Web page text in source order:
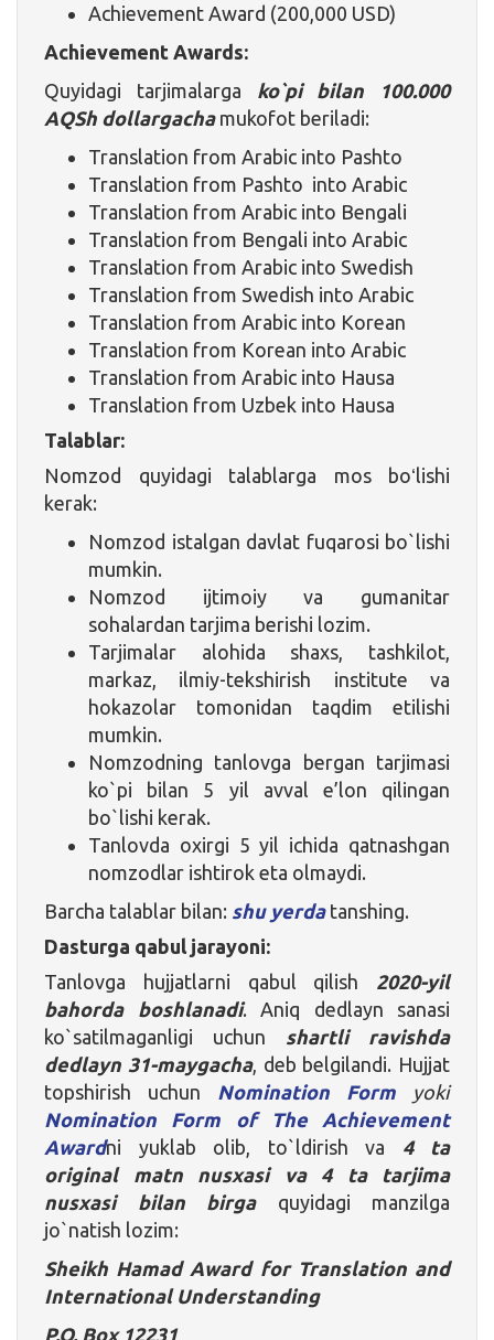
Achievement Award (200,000 USD)
Achievement Awards:
Quyidagi tarjimalarga
ko`pi bilan 100.000
AQSh dollargachamukofot beriladi:
Translation from Arabic into Pashto
Translation from Pashto into Arabic
Translation from Arabic into Bengali
Translation from Bengali into Arabic
Translation from Arabic into Swedish
Translation from Swedish into Arabic
Translation from Arabic into Korean
Translation from Korean into Arabic
Translation from Arabic into Hausa
Translation from Uzbek into Hausa
Talablar:
Nomzod quyidagi talablarga mos boʻlishi
kerak:
Nomzod istalgan davlat fuqarosi bo`lishi
mumkin.
Nomzod ijtimoiy va gumanitar
sohalardan tarjima berishi lozim.
Tarjimalar alohida shaxs, tashkilot,
markaz, ilmiy-tekshirish institute va
hokazolar tomonidan taqdim etilishi
mumkin.
Nomzodning tanlovga bergan tarjimasi
ko`pi bilan 5 yil avval e’lon qilingan
bo`lishi kerak.
Tanlovda oxirgi 5 yil ichida qatnashgan
nomzodlar ishtirok eta olmaydi.
Barcha talablar bilan: shu yerdatanshing.
Dasturga qabul jarayoni:
Tanlovga hujjatlarni qabul qilish 2020-yil
bahorda boshlanadi. Aniq dedlayn sanasi
ko`satilmaganligi uchun shartli ravishda
dedlayn 31-maygacha, deb belgilandi. Hujjat
topshirish uchun Nomination Form yoki
Nomination Form of The Achievement
Awardni yuklab olib, to`ldirish va 4 ta
original matn nusxasi va 4 ta tarjima
nusxasi bilan birgaquyidagi manzilga
jo`natish lozim:
Sheikh Hamad Award for Translation and
International Understanding
P.O. Box 12231